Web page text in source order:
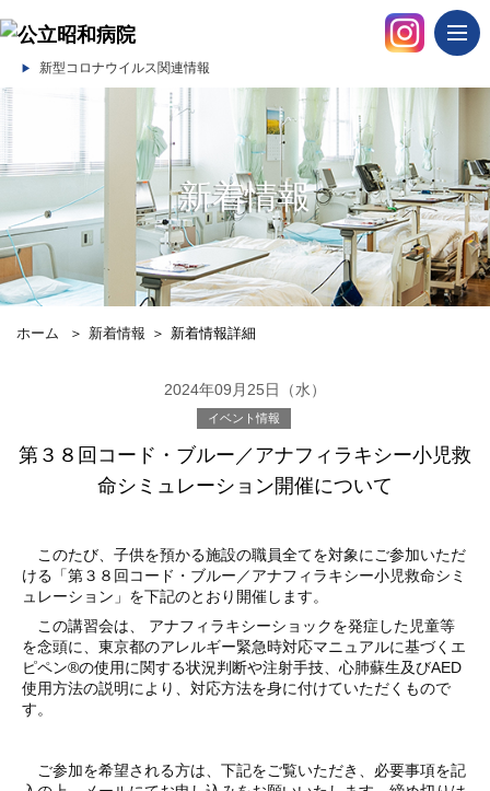
新型コロナウイルス関連情報
新着情報
ホーム ＞ 新着情報 ＞ 新着情報詳細
2024年09月25日（水）
イベント情報
第３８回コード・ブルー／アナフィラキシー小児救
命シミュレーション開催について
このたび、子供を預かる施設の職員全てを対象にご参加いただ
ける「第３８回コード・ブルー／アナフィラキシー小児救命シミ
ュレーション」を下記のとおり開催します。
この講習会は、 アナフィラキシーショックを発症した児童等
を念頭に、東京都のアレルギー緊急時対応マニュアルに基づくエ
ピペン®の使用に関する状況判断や注射手技、心肺蘇生及びAED
使用方法の説明により、対応方法を身に付けていただくもので
す。
ご参加を希望される方は、下記をご覧いただき、必要事項を記